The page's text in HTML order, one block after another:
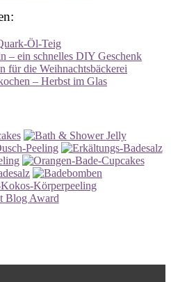
Öl-Teig
– ein schnelles DIY Geschenk
für die Weihnachtsbäckerei
– Herbst im Glas